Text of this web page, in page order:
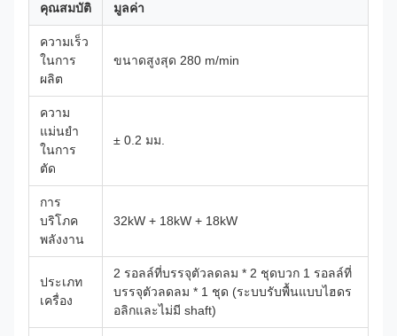
คุณสมบัติ มูลค่า
ความเร็ว
ในการ
ผลิต
ขนาดสูงสุด 280 m/min
ความ
แม่นยํา
ในการ
ตัด
± 0.2 มม.
การ
บริโภค
พลังงาน
32kW + 18kW + 18kW
ประเภท
เครื่อง
2 รอลล์ที่บรรจุตัวลดลม * 2 ชุดบวก 1 รอลล์ที่
บรรจุตัวลดลม * 1 ชุด (ระบบรับพื้นแบบไฮดร
อลิกและไม่มี shaft)